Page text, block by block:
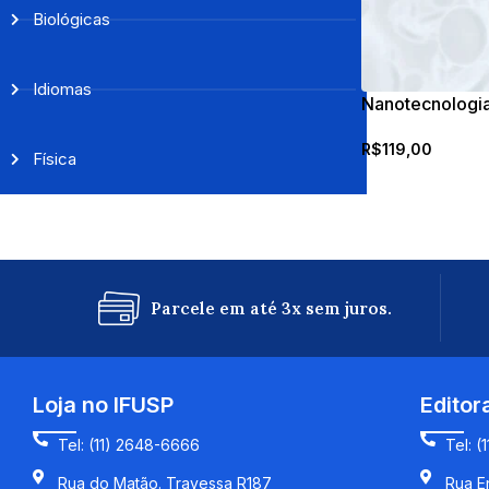
Biológicas
Idiomas
Física R$119,00
Parcele em até 3x sem juros.
Loja no IFUSP
Tel: (11) 2648-6666
Rua do Matão. Travessa R187
Tel:
Rua